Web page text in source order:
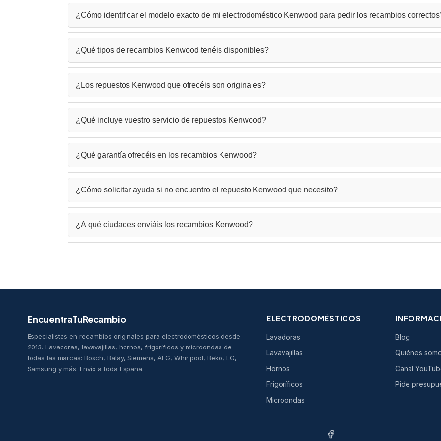
¿Cómo identificar el modelo exacto de mi electrodoméstico Kenwood para pedir los recambios
para asegurar la compatibilidad de los repuestos Kenwood que necesitas.
¿Qué tipos de recambios Kenwood tenéis disponibles?
cafeteras y más. Nuestro catálogo incluye: piezas de motores, engranajes, varillas, ganchos amasadores, jarras,
¿Los repuestos Kenwood que ofrecéis son originales?
garantizar el correcto funcionamiento de tu electrodoméstico Kenwood.
¿Qué incluye vuestro servicio de repuestos Kenwood?
electrodoméstico Kenwood. Te guiamos en todo el proceso para asegurar una reparación exitosa.
¿Qué garantía ofrecéis en los recambios Kenwood?
que las piezas compatibles cuentan con nuestra garantía de calidad.
¿Cómo solicitar ayuda si no encuentro el repuesto Kenwood que necesito?
repuestos@encuentraturecambio.com. Te ayudaremos a identificar y encontrar la pieza exacta que necesitas.
¿A qué ciudades enviáis los recambios Kenwood?
EncuentraTuRecambio
Especialistas en recambios originales para electrodomésticos desde
2013. Lavadoras, lavavajillas, hornos, frigoríficos y microondas de
todas las marcas: Bosch, Balay, Siemens, AEG, Whirlpool, Beko, LG,
Samsung y más. Envío a toda España.
ELECTRODOMÉSTICOS
Lavadoras
Lavavajillas
Hornos
Frigoríficos
Microondas
Blog
Quiénes
Canal
Pide